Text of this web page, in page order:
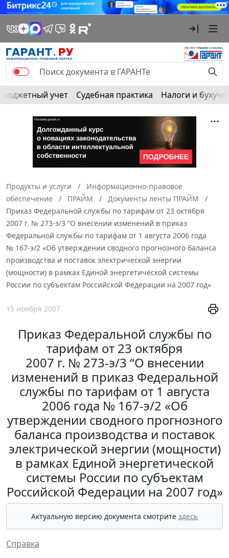
Бюджетный учет Судебная практика Налоги и
Продукты и услуги
Информационно-правовое
обеспечение
ПРАЙМ
Документы ленты ПРАЙМ
Приказ Федеральной службы по тарифам от 23 октября
2007 г. № 273-э/3 “О внесении изменений в приказ
Федеральной службы по тарифам от 1 августа 2006 года
№ 167-э/2 «Об утверждении сводного прогнозного баланса
производства и поставок электрической энергии
(мощности) в рамках Единой энергетической системы
России по субъектам Российской Федерации на 2007 год»
15 ноября 2007
Приказ Федеральной службы по
тарифам от 23 октября
2007 г. № 273-э/3 “О внесении
изменений в приказ Федеральной
службы по тарифам от 1 августа
2006 года № 167-э/2 «Об
утверждении сводного прогнозного
баланса производства и поставок
электрической энергии (мощности)
в рамках Единой энергетической
системы России по субъектам
Российской Федерации на 2007 год»
Актуальную версию документа смотрите здесь
Справка